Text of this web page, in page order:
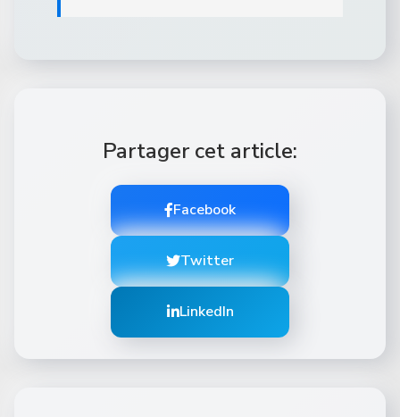
Partager cet article:
Facebook
Twitter
LinkedIn